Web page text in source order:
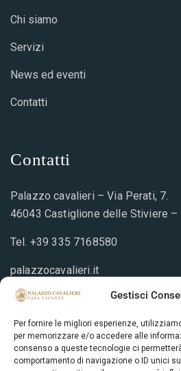
Gestisci
Per fornire le migliori esperienze,
per memorizzare e/o accedere alle
consenso a queste tecnologie ci
comportamento di navigazione o ID unici
Chi siamo
Servizi
News ed eventi
Contatti
Contatti
Palazzo cavalieri – Via Perati, 7.
46043 Castiglione delle Stiviere –
Tel. +39 335 7168580
palazzocavalieri.it
info@palazzocavalieri.it
Prenotazione